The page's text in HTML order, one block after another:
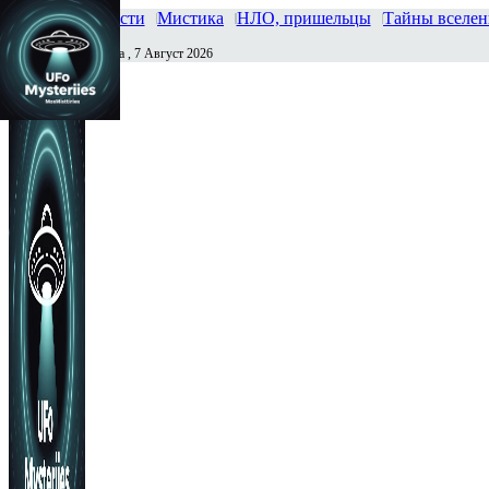
Главная Новости Мистика НЛО, пришельцы Тайны
Сегодня Пятница , 7 Август 2026